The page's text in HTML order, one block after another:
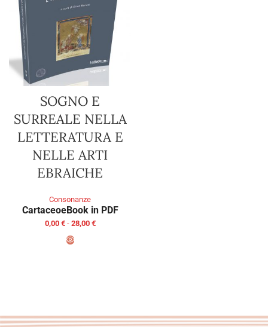
SOGNO E
SURREALE NELLA
LETTERATURA E
NELLE ARTI
EBRAICHE
Consonanze
CartaceoeBook in PDF
0,00 € - 28,00 €